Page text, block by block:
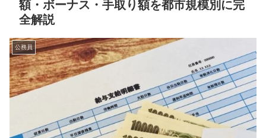
額・ボーナス・手取り額を都市規模別に完
全解説
公務員